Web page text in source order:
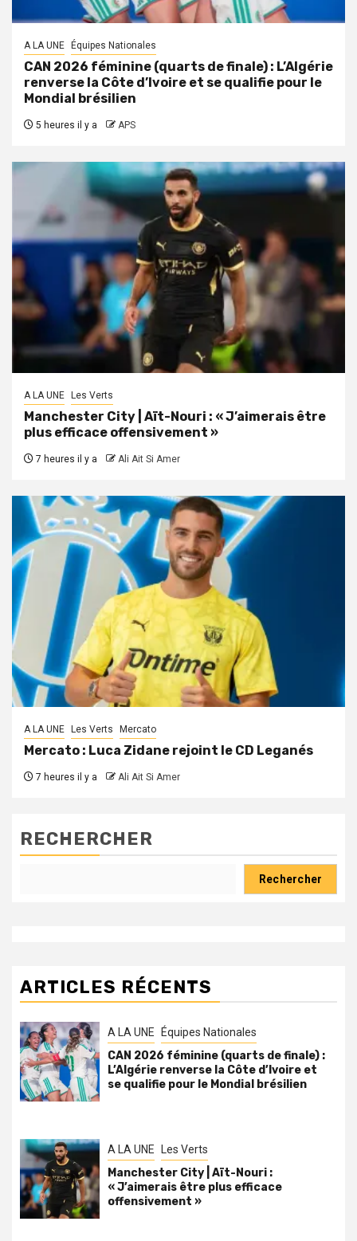
A LA UNE Équipes Nationales
CAN 2026 féminine (quarts de finale) : L’Algérie
renverse la Côte d’Ivoire et se qualifie pour le
Mondial brésilien
5 heures il y a APS
A LA UNE Les Verts
Manchester City | Aït-Nouri : « J’aimerais être
plus efficace offensivement »
7 heures il y a Ali Ait Si Amer
A LA UNE Les Verts Mercato
Mercato : Luca Zidane rejoint le CD Leganés
7 heures il y a Ali Ait Si Amer
RECHERCHER
Rechercher
ARTICLES RÉCENTS
A LA UNE Équipes Nationales
CAN 2026 féminine (quarts de finale) :
L’Algérie renverse la Côte d’Ivoire et
se qualifie pour le Mondial brésilien
A LA UNE Les Verts
Manchester City | Aït-Nouri :
« J’aimerais être plus efficace
offensivement »